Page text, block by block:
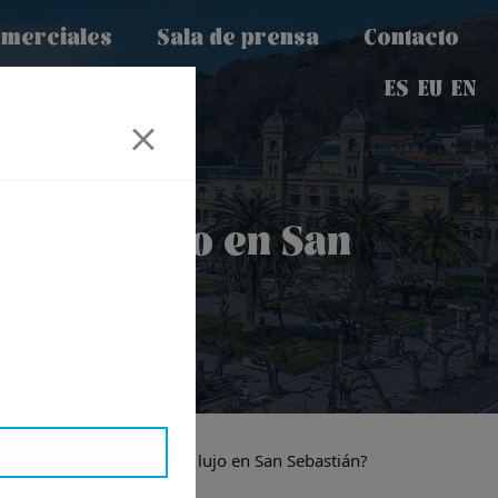
Sala de prensa
Contacto
ES EU EN
de lujo en San
de pisos y casas de lujo en San Sebastián?